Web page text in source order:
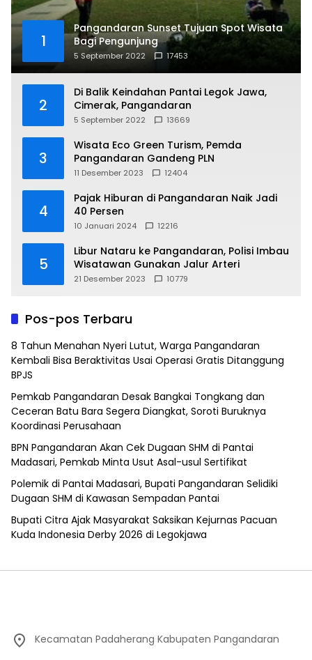
1
Pangandaran Sunset Tujuan Spot Wisata
Bagi Pengunjung
5 September 2022 17453
2
Di Balik Keindahan Pantai Legok Jawa,
Cimerak, Pangandaran
5 September 2022 13669
3
Wisata Eco Green Turism, Pemda
Pangandaran Gandeng PLN
11 Desember 2023 12404
4
Pajak Hiburan di Pangandaran Naik Jadi
40 Persen
10 Januari 2024 12216
5
Libur Nataru ke Pangandaran, Polisi Imbau
Wisatawan Gunakan Jalur Arteri
21 Desember 2023 10779
Pos-pos Terbaru
8 Tahun Menahan Nyeri Lutut, Warga Pangandaran
Kembali Bisa Beraktivitas Usai Operasi Gratis Ditanggung
BPJS
Pemkab Pangandaran Desak Bangkai Tongkang dan
Ceceran Batu Bara Segera Diangkat, Soroti Buruknya
Koordinasi Perusahaan
BPN Pangandaran Akan Cek Dugaan SHM di Pantai
Madasari, Pemkab Minta Usut Asal-usul Sertifikat
Polemik di Pantai Madasari, Bupati Pangandaran Selidiki
Dugaan SHM di Kawasan Sempadan Pantai
Bupati Citra Ajak Masyarakat Saksikan Kejurnas Pacuan
Kuda Indonesia Derby 2026 di Legokjawa
Kecamatan Padaherang Kabupaten Pangandaran